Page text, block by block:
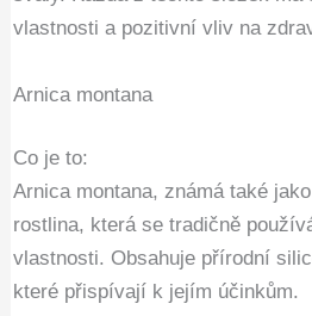
vlastnosti a pozitivní vliv na
Arnica montana
Co je to:
Arnica montana, známá také
rostlina, která se tradičně
vlastnosti. Obsahuje přírodní
které přispívají k jejím účinkům.